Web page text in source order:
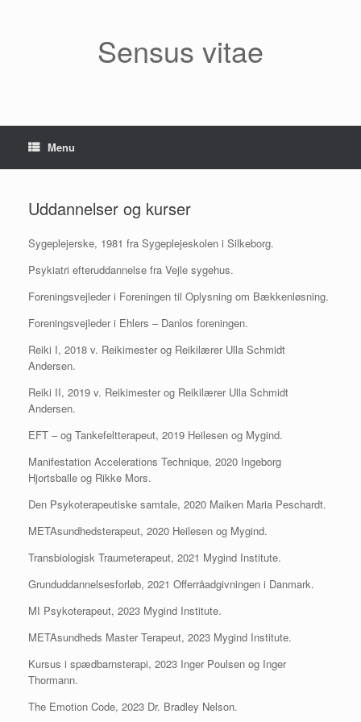
Sensus vitae
Menu
Uddannelser og kurser
Sygeplejerske, 1981 fra Sygeplejeskolen i Silkeborg.
Psykiatri efteruddannelse fra Vejle sygehus.
Foreningsvejleder i Foreningen til Oplysning om Bækkenløsning.
Foreningsvejleder i Ehlers – Danlos foreningen.
Reiki I, 2018 v. Reikimester og Reikilærer Ulla Schmidt
Andersen.
Reiki II, 2019 v. Reikimester og Reikilærer Ulla Schmidt
Andersen.
EFT – og Tankefeltterapeut, 2019 Heilesen og Mygind.
Manifestation Accelerations Technique, 2020 Ingeborg
Hjortsballe og Rikke Mors.
Den Psykoterapeutiske samtale, 2020 Maiken Maria Peschardt.
METAsundhedsterapeut, 2020 Heilesen og Mygind.
Transbiologisk Traumeterapeut, 2021 Mygind Institute.
Grunduddannelsesforløb, 2021 Offerråadgivningen i Danmark.
MI Psykoterapeut, 2023 Mygind Institute.
METAsundheds Master Terapeut, 2023 Mygind Institute.
Kursus i spædbarnsterapi, 2023 Inger Poulsen og Inger
Thormann.
The Emotion Code, 2023 Dr. Bradley Nelson.